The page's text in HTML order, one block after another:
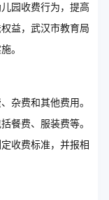
园收费行为，提高
益，武汉市教育局
。
杂费和其他费用。
餐费、服装费等。
收费标准，并报相